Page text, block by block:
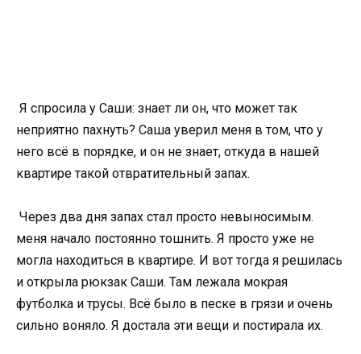
Я спросила у Саши: знает ли он, что может так
неприятно пахнуть? Саша уверил меня в том, что у
него всё в порядке, и он не знает, откуда в нашей
квартире такой отвратительный запах.
Через два дня запах стал просто невыносимым.
меня начало постоянно тошнить. Я просто уже не
могла находиться в квартире. И вот тогда я решилась
и открыла рюкзак Саши. Там лежала мокрая
футболка и трусы. Всё было в песке в грязи и очень
сильно воняло. Я достала эти вещи и постирала их.